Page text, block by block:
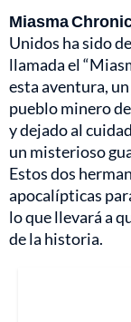
Miasma
Unidos ha sido
llamada el
esta aventura,
pueblo minero
y dejado al
un misterioso
Estos dos
apocalípticas
lo que llevará a
de la historia.